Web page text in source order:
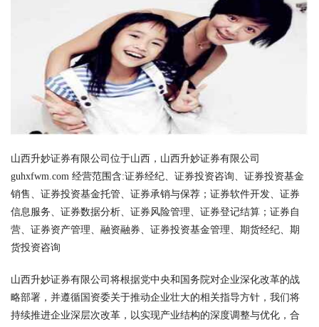
山西升妙证券有限公司位于山西，山西升妙证券有限公司
guhxfwm.com 经营范围含:证券经纪、证券投资咨询、证券投资基金
销售、证券投资基金托管、证券承销与保荐；证券软件开发、证券
信息服务、证券数据分析、证券风险管理、证券登记结算；证券自
营、证券资产管理、融资融券、证券投资基金管理、期货经纪、期
货投资咨询
山西升妙证券有限公司将根据党中央和国务院对企业深化改革的战
略部署，并遵循国资委关于推动企业壮大的相关指导方针，我们将
持续推进企业深层次改革，以实现产业结构的深度调整与优化，合